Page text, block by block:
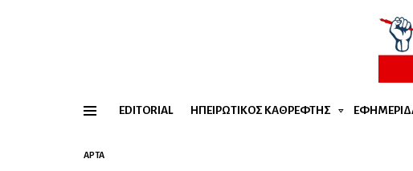
EDITORIAL ΗΠΕΙΡΏΤΙΚΟΣ ΚΑΘΡΈΦΤΗΣ
ΆΡΤΑ